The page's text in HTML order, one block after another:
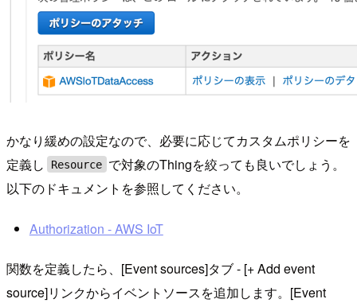
かなり緩めの設定なので、必要に応じてカスタムポリシーを
定義し
Resource で対象のThingを絞っても良いでしょう。
以下のドキュメントを参照してください。
Authorization - AWS IoT
関数を定義したら、[Event sources]タブ - [+ Add event
source]リンクからイベントソースを追加します。[Event